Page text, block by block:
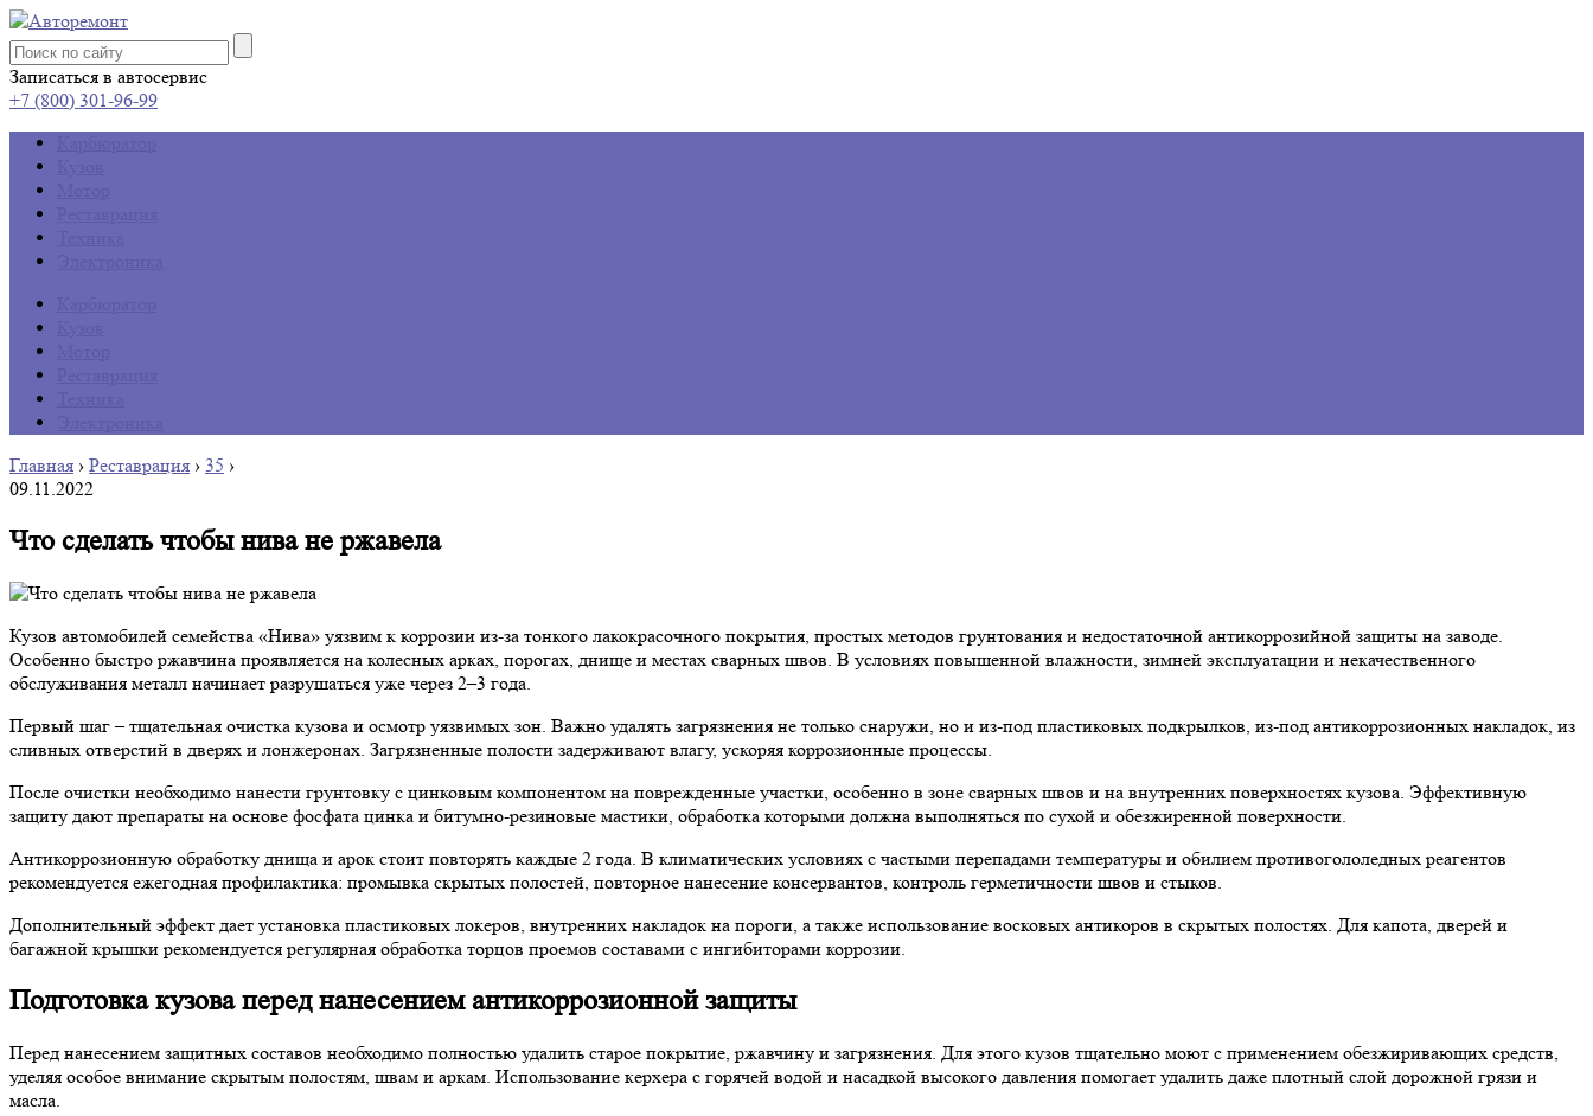
Записаться в автосервис
+7 (800) 301-96-99
Главная › Реставрация › 35 ›
09.11.2022
Что сделать чтобы нива не ржавела
Кузов автомобилей семейства «Нива» уязвим к коррозии из-за тонкого лакокрасочного покрытия, простых методов грунтования и недостаточной антикоррозийной защиты на заводе.
Особенно быстро ржавчина проявляется на колесных арках, порогах, днище и местах сварных швов. В условиях повышенной влажности, зимней эксплуатации и некачественного
обслуживания металл начинает разрушаться уже через 2–3 года.
Первый шаг – тщательная очистка кузова и осмотр уязвимых зон. Важно удалять загрязнения не только снаружи, но и из-под пластиковых подкрылков, из-под антикоррозионных накладок, из
сливных отверстий в дверях и лонжеронах. Загрязненные полости задерживают влагу, ускоряя коррозионные процессы.
После очистки необходимо нанести грунтовку с цинковым компонентом на поврежденные участки, особенно в зоне сварных швов и на внутренних поверхностях кузова. Эффективную
защиту дают препараты на основе фосфата цинка и битумно-резиновые мастики, обработка которыми должна выполняться по сухой и обезжиренной поверхности.
Антикоррозионную обработку днища и арок стоит повторять каждые 2 года. В климатических условиях с частыми перепадами температуры и обилием противогололедных реагентов
рекомендуется ежегодная профилактика: промывка скрытых полостей, повторное нанесение консервантов, контроль герметичности швов и стыков.
Дополнительный эффект дает установка пластиковых локеров, внутренних накладок на пороги, а также использование восковых антикоров в скрытых полостях. Для капота, дверей и
багажной крышки рекомендуется регулярная обработка торцов проемов составами с ингибиторами коррозии.
Подготовка кузова перед нанесением антикоррозионной защиты
Перед нанесением защитных составов необходимо полностью удалить старое покрытие, ржавчину и загрязнения. Для этого кузов тщательно моют с применением обезжиривающих средств,
уделяя особое внимание скрытым полостям, швам и аркам. Использование керхера с горячей водой и насадкой высокого давления помогает удалить даже плотный слой дорожной грязи и
масла.